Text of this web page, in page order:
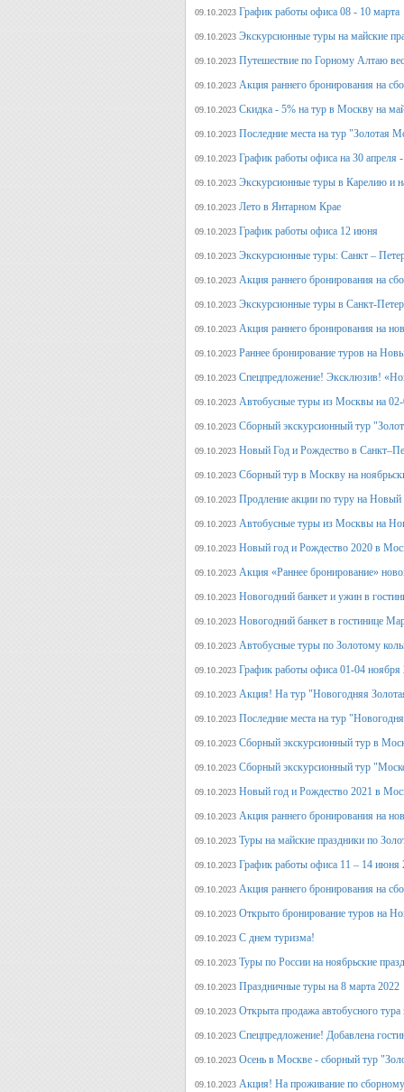
09.10.2023 График работы офиса 08 - 10 марта
09.10.2023 Экскурсионные туры на майские
09.10.2023 Путешествие по Горному Алтаю
09.10.2023 Акция раннего бронирования на
09.10.2023 Скидка - 5% на тур в Москву на
09.10.2023 Последние места на тур "Золотая
09.10.2023 График работы офиса на 30 апреля
09.10.2023 Экскурсионные туры в Карелию и
09.10.2023 Лето в Янтарном Крае
09.10.2023 График работы офиса 12 июня
09.10.2023 Экскурсионные туры: Санкт –
09.10.2023 Акция раннего бронирования на
09.10.2023 Экскурсионные туры в Санкт-
09.10.2023 Акция раннего бронирования на
09.10.2023 Раннее бронирование туров на
09.10.2023 Спецпредложение! Эксклюзив!
09.10.2023 Автобусные туры из Москвы на
09.10.2023 Сборный экскурсионный тур
09.10.2023 Новый Год и Рождество в
09.10.2023 Сборный тур в Москву на
09.10.2023 Продление акции по туру на
09.10.2023 Автобусные туры из Москвы на
09.10.2023 Новый год и Рождество 2020 в
09.10.2023 Акция «Раннее бронирование»
09.10.2023 Новогодний банкет и ужин в
09.10.2023 Новогодний банкет в гостинице
09.10.2023 Автобусные туры по Золотому
09.10.2023 График работы офиса 01-04 ноября
09.10.2023 Акция! На тур "Новогодняя
09.10.2023 Последние места на тур
09.10.2023 Сборный экскурсионный тур в
09.10.2023 Сборный экскурсионный тур
09.10.2023 Новый год и Рождество 2021 в
09.10.2023 Акция раннего бронирования на
09.10.2023 Туры на майские праздники по
09.10.2023 График работы офиса 11 – 14 июня
09.10.2023 Акция раннего бронирования на
09.10.2023 Открыто бронирование туров на
09.10.2023 С днем туризма!
09.10.2023 Туры по России на ноябрьские
09.10.2023 Праздничные туры на 8 марта 2022
09.10.2023 Открыта продажа автобусного
09.10.2023 Спецпредложение! Добавлена
09.10.2023 Осень в Москве - сборный тур
09.10.2023 Акция! На проживание по